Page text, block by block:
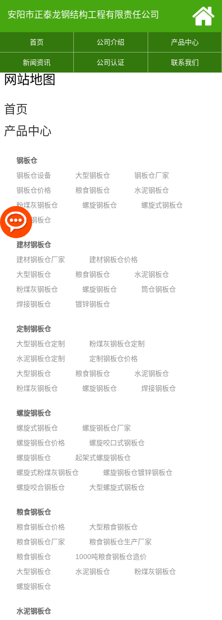
安阳市正泰龙钢结构工程有限责任公司
首页 公司介绍 产品中心
新闻资讯 公司认证 联系我们
网站地图
首页
产品中心
钢板仓
钢板仓设备
大型钢板仓
钢板仓厂家
钢板仓价格
粮食钢板仓
水泥钢板仓
粉煤灰钢板仓
螺旋钢板仓
螺旋式钢板仓
骨料钢板仓
建材钢板仓
建材钢板仓厂家
建材钢板仓价格
大型钢板仓
粮食钢板仓
水泥钢板仓
粉煤灰钢板仓
螺旋钢板仓
筒仓钢板仓
焊接钢板仓
镀锌钢板仓
定制钢板仓
大型钢板仓定制
粉煤灰钢板仓定制
水泥钢板仓定制
定制钢板仓价格
大型钢板仓
粮食钢板仓
水泥钢板仓
粉煤灰钢板仓
螺旋钢板仓 焊接钢板仓
螺旋钢板仓
螺旋式钢板仓
螺旋钢板仓厂家
螺旋钢板仓价格
螺旋咬口式钢板仓
螺旋钢板仓
起架式螺旋钢板仓
螺旋式粉煤灰钢板仓
螺旋钢板仓镀锌钢板仓
螺旋咬合钢板仓
大型螺旋式钢板仓
粮食钢板仓
粮食钢板仓价格
大型粮食钢板仓
粮食钢板仓厂家
粮食钢板仓生产厂家
粮食钢板仓
1000吨粮食钢板仓造价
大型钢板仓
水泥钢板仓
粉煤灰钢板仓
螺旋钢板仓
水泥钢板仓